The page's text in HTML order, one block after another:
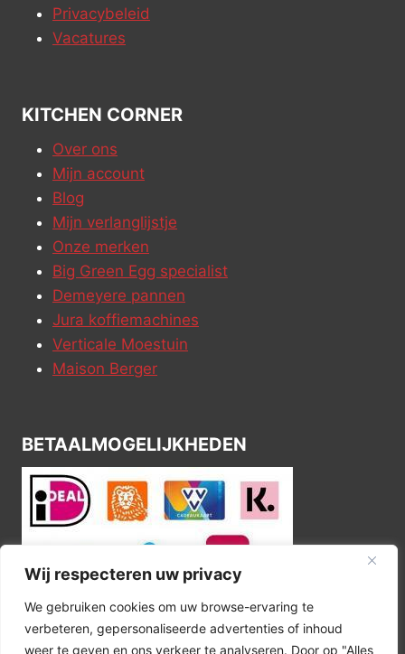
Wij respecteren uw privacy
We gebruiken cookies om uw browse-ervaring te
verbeteren, gepersonaliseerde advertenties of inhoud
weer te geven en ons verkeer te analyseren. Door op "Alles
Privacybeleid
Vacatures
KITCHEN CORNER
Over ons
Mijn account
Blog
Mijn verlanglijstje
Onze merken
Big Green Egg specialist
Demeyere pannen
Jura koffiemachines
Verticale Moestuin
Maison Berger
BETAALMOGELIJKHEDEN